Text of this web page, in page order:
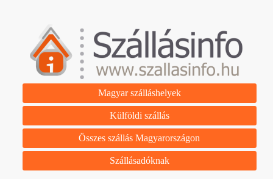
Magyar szálláshelyek
Külföldi szállás
Összes szállás Magyarországon
Szállásadóknak